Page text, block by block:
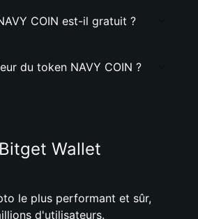
COIN est-il gratuit ?
du token NAVY COIN ?
Wallet
le plus performant et sûr,
d'utilisateurs.